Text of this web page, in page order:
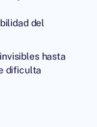
del
hasta
dificulta